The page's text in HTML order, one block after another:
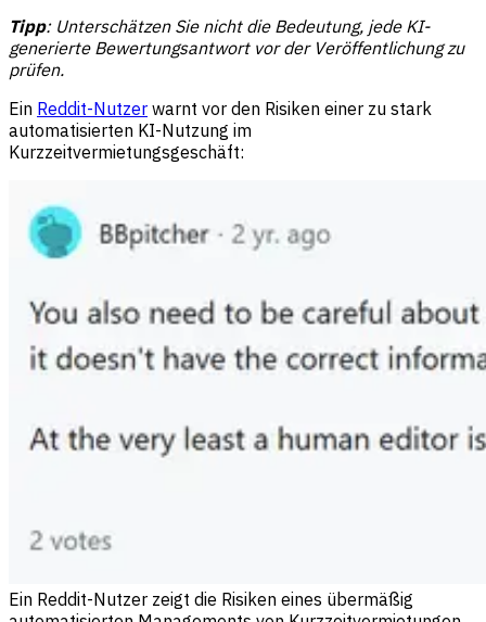
Tipp: Unterschätzen Sie nicht die Bedeutung, jede KI-
generierte Bewertungsantwort vor der Veröffentlichung zu
prüfen.
Ein Reddit-Nutzer warnt vor den Risiken einer zu stark
automatisierten KI-Nutzung im
Kurzzeitvermietungsgeschäft:
Ein Reddit-Nutzer zeigt die Risiken eines übermäßig